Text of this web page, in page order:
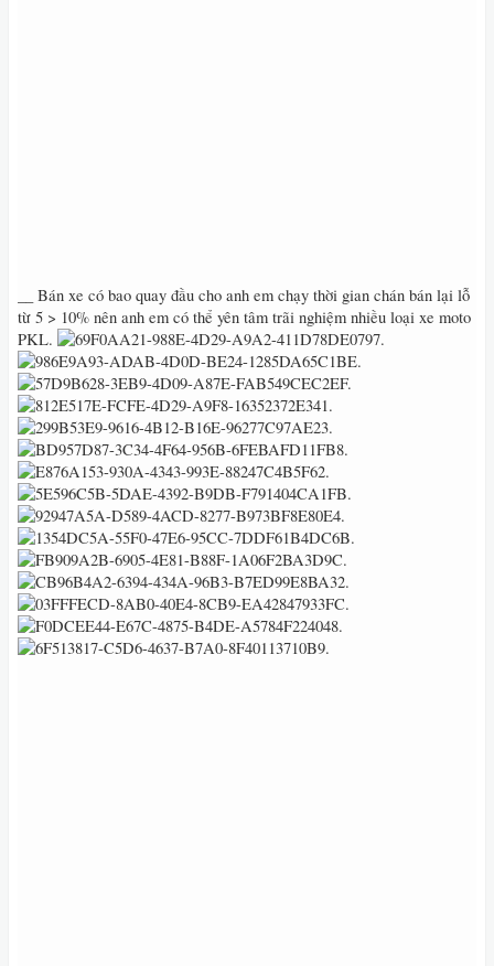
__ Bán xe có bao quay đầu cho anh em chạy thời gian chán bán lại lỗ
từ 5 > 10% nên anh em có thể yên tâm trãi nghiệm nhiều loại xe moto
PKL.